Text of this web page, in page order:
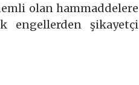
olan hammaddelere
engellerden şikayetçi